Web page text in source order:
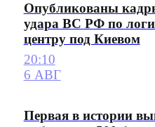
Опубликованы
удара ВС РФ по
центру под Киевом
20:10
6 АВГ
Первая в истории